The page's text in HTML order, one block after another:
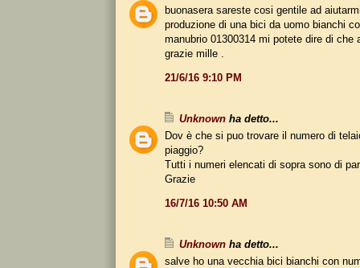
buonasera sareste cosi gentile ad
produzione di una bici da uomo bianchi
manubrio 01300314 mi potete dire di che
grazie mille .
21/6/16 9:10 PM
Unknown ha detto...
Dov è che si puo trovare il numero di
piaggio?
Tutti i numeri elencati di sopra sono di
Grazie
16/7/16 10:50 AM
Unknown ha detto...
salve ho una vecchia bici bianchi con